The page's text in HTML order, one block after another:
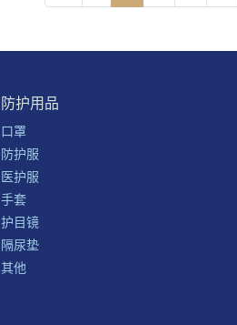
防护用品
口罩
防护服
医护服
手套
护目镜
隔尿垫
其他